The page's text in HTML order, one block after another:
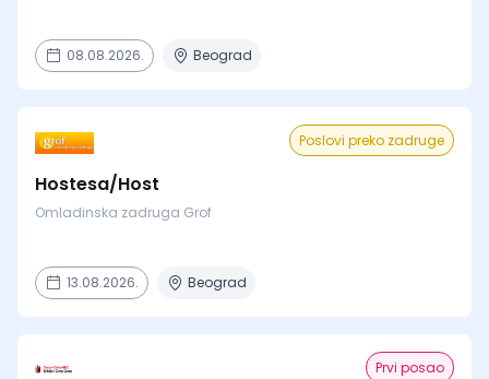
08.08.2026. Beograd
Poslovi preko zadruge
Hostesa/Host
Omladinska zadruga Grof
13.08.2026. Beograd
Prvi posao